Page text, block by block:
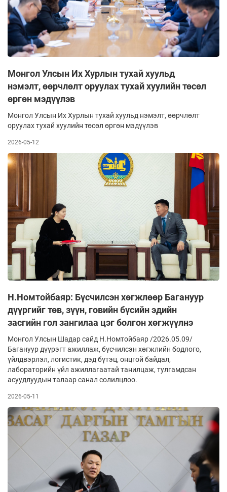
Монгол Улсын Их Хурлын тухай хуульд
нэмэлт, өөрчлөлт оруулах тухай хуулийн төсөл
өргөн мэдүүлэв
Монгол Улсын Их Хурлын тухай хуульд нэмэлт, өөрчлөлт
оруулах тухай хуулийн төсөл өргөн мэдүүлэв
2026-05-12
Н.Номтойбаяр: Бүсчилсэн хөгжлөөр Багануур
дүүргийг төв, зүүн, говийн бүсийн эдийн
засгийн гол зангилаа цэг болгон хөгжүүлнэ
Монгол Улсын Шадар сайд Н.Номтойбаяр /2026.05.09/
Багануур дүүрэгт ажиллаж, бүсчилсэн хөгжлийн бодлого,
үйлдвэрлэл, логистик, дэд бүтэц, онцгой байдал,
лабораторийн үйл ажиллагаатай танилцаж, тулгамдсан
асуудлуудын талаар санал солилцлоо.
2026-05-11